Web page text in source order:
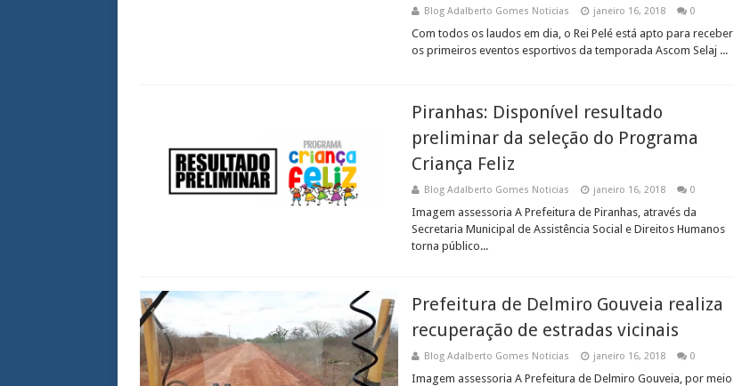
Blog Adalberto Gomes Noticias janeiro 16, 2018 0
Com todos os laudos em dia, o Rei Pelé está apto para receber
os primeiros eventos esportivos da temporada Ascom Selaj ...
Piranhas: Disponível resultado
preliminar da seleção do Programa
Criança Feliz
Blog Adalberto Gomes Noticias janeiro 16, 2018 0
Imagem assessoria A Prefeitura de Piranhas, através da
Secretaria Municipal de Assistência Social e Direitos Humanos
torna público...
Prefeitura de Delmiro Gouveia realiza
recuperação de estradas vicinais
Blog Adalberto Gomes Noticias janeiro 16, 2018 0
Imagem assessoria A Prefeitura de Delmiro Gouveia, por meio